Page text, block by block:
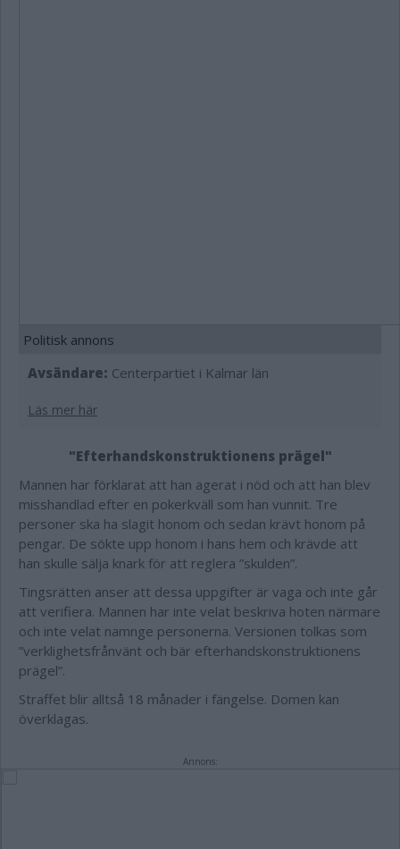
Politisk annons
Avsändare: Centerpartiet i Kalmar län
Läs mer här
"Efterhandskonstruktionens prägel"
Mannen har förklarat att han agerat i nöd och att han blev
misshandlad efter en pokerkväll som han vunnit. Tre
personer ska ha slagit honom och sedan krävt honom på
pengar. De sökte upp honom i hans hem och krävde att
han skulle sälja knark för att reglera ”skulden”.
Tingsrätten anser att dessa uppgifter är vaga och inte går
att verifiera. Mannen har inte velat beskriva hoten närmare
och inte velat namnge personerna. Versionen tolkas som
”verklighetsfrånvänt och bär efterhandskonstruktionens
prägel”.
Straffet blir alltså 18 månader i fängelse. Domen kan
överklagas.
Annons: